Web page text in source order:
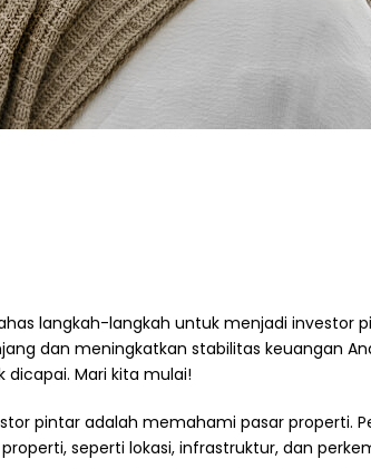
langkah-langkah untuk menjadi investor
dan meningkatkan stabilitas keuangan
Mari kita mulai!
pintar adalah memahami pasar properti.
seperti lokasi, infrastruktur, dan